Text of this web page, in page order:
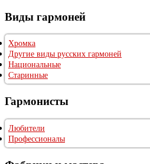
Виды гармоней
Хромка
Другие виды русских гармоней
Национальные
Старинные
Гармонисты
Любители
Профессионалы